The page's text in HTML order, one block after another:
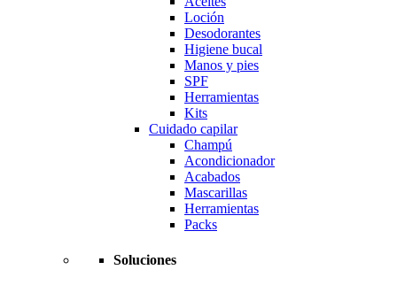
Loción
Desodorantes
Higiene bucal
Manos y pies
SPF
Herramientas
Kits
Cuidado capilar
Champú
Acondicionador
Acabados
Mascarillas
Herramientas
Packs
Soluciones